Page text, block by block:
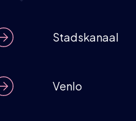
Stadskanaal
Venlo